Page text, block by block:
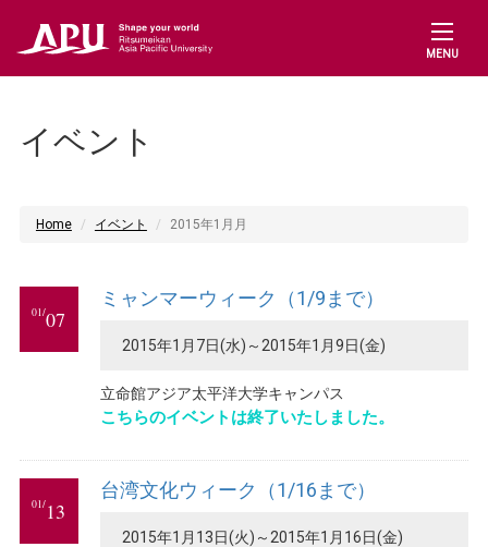
MENU
イベント
Home イベント 2015年1月月
01/07
ミャンマーウィーク（1/9まで）
2015年1月7日(水)～2015年1月9日(金)
立命館アジア太平洋大学キャンパス
こちらのイベントは終了いたしました。
01/13
台湾文化ウィーク（1/16まで）
2015年1月13日(火)～2015年1月16日(金)